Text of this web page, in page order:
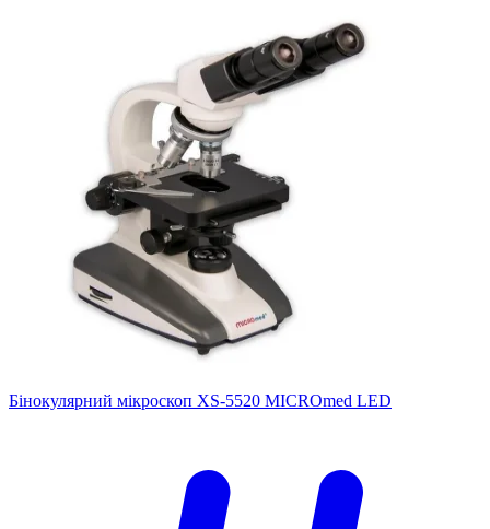
Бінокулярний мікроскоп XS-5520 MICROmed LED